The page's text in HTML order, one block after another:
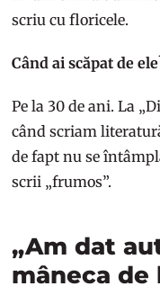
scriu cu floricele.
Când ai scăpat de
Pe la 30 de ani. La
când scriam
de fapt nu se
scrii „frumos”.
„Am dat
mâneca de